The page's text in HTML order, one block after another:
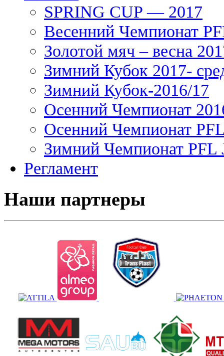
SPRING CUP — 2017
Весенний Чемпионат
Золотой мяч – весна
Зимний Кубок 2017-
Зимний Кубок-2016/17
Осенний Чемпионат
Осенний Чемпионат
Зимний Чемпионат PFL
Регламент
Наши партнеры